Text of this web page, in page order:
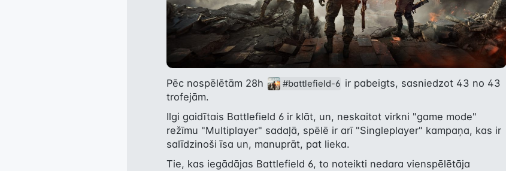
Pēc nospēlētām 28h #battlefield-6 ir pabeigts, sasniedzot 43 no 43
trofejām.
Ilgi gaidītais Battlefield 6 ir klāt, un, neskaitot virkni "game mode"
režīmu "Multiplayer" sadaļā, spēlē ir arī "Singleplayer" kampaņa, kas ir
salīdzinoši īsa un, manuprāt, pat lieka.
Tie, kas iegādājas Battlefield 6, to noteikti nedara vienspēlētāja